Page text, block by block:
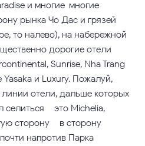
и многие-многие
рынка Чо Дас и грязей
то налево), на набережной
дорогие отели –
Sunrise, Nha Trang
Yasaka и Luxury. Пожалуй,
линии отели, дальше которых
– это Michelia,
сторону – в сторону
напротив Парка